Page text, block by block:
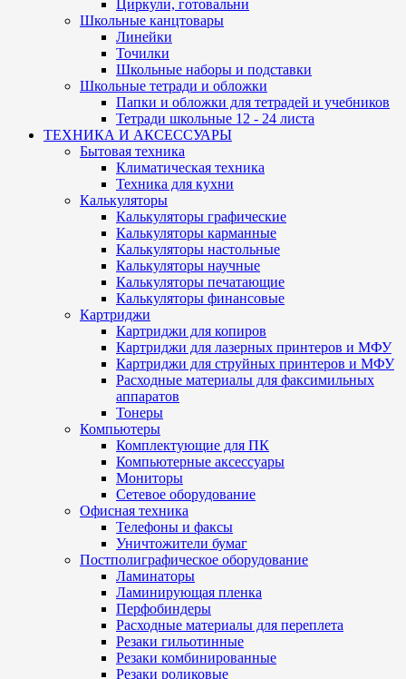
Циркули, готовальни
Школьные канцтовары
Линейки
Точилки
Школьные наборы и подставки
Школьные тетради и обложки
Папки и обложки для тетрадей и учебников
Тетради школьные 12 - 24 листа
ТЕХНИКА И АКСЕССУАРЫ
Бытовая техника
Климатическая техника
Техника для кухни
Калькуляторы
Калькуляторы графические
Калькуляторы карманные
Калькуляторы настольные
Калькуляторы научные
Калькуляторы печатающие
Калькуляторы финансовые
Картриджи
Картриджи для копиров
Картриджи для лазерных принтеров и МФУ
Картриджи для струйных принтеров и МФУ
Расходные материалы для факсимильных
аппаратов
Тонеры
Компьютеры
Комплектующие для ПК
Компьютерные аксессуары
Мониторы
Сетевое оборудование
Офисная техника
Телефоны и факсы
Уничтожители бумаг
Постполиграфическое оборудование
Ламинаторы
Ламинирующая пленка
Перфобиндеры
Расходные материалы для переплета
Резаки гильотинные
Резаки комбинированные
Резаки роликовые